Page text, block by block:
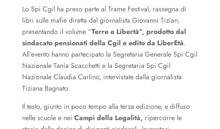
Lo Spi Cgil ha preso parte al Trame Festival, rassegna di
libri sulle mafie diretta dal giornalista Giovanni Tizian,
presentando il volume “Terre e Libertà”, prodotto dal
sindacato pensionati della Cgil e edito da LiberEtà.
All’evento hanno partecipato la Segretaria Generale Spi Cgil
Nazionale Tania Scacchetti e la Segretaria Spi Cgil
Nazionale Claudia Carlino, intervistate dalla giornalista
Tiziana Bagnato.
Il testo, giunto in poco tempo alla terza edizione, e diffuso
nelle scuole e nei Campi della Legalità, ripercorre le